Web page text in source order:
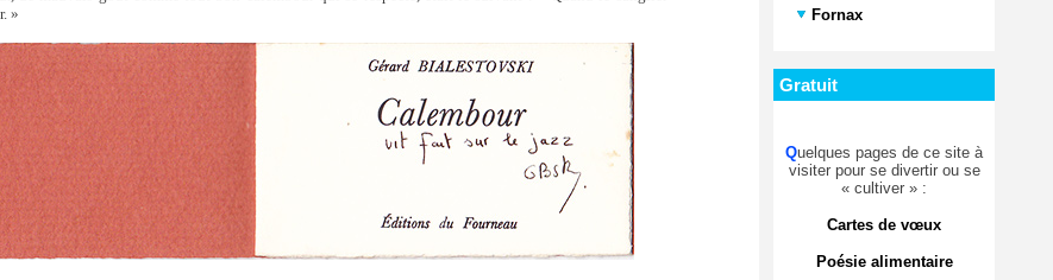
»
Fornax
Gratuit
Quelques pages de ce site à
visiter pour se divertir ou se
« cultiver » :
Cartes de vœux
Poésie alimentaire